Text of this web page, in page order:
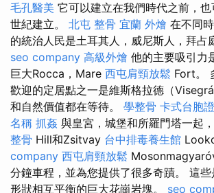
毛孔醫美 它可以建立在我們時代之前，
世紀建立。 北屯 整骨 宜蘭 外燴 在不同
的統治人民是土耳其人，威尼斯人，拜占
seo company 高級外燴 他的主要吸引力
巨大Rocca，Mare 西屯肩頸放鬆 Fort。
歡迎的定居點之一是維斯格拉德（
和自然價值都在等待。 學整骨 卡式台胞證
名稱 抓姦 與皇宮，城堡和所羅門塔一起
整骨 Hill和Zsitvay 台中排毒養生館
company 西屯肩頸放鬆
分鐘車程，並為您提供了很多奇蹟。 這
形狀相互平衡的巨大花崗岩塊。 seo